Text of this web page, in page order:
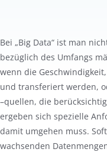
Bei „Big Data“ ist man
bezüglich des Umfangs
wenn die
und transferiert werden,
–quellen, die
ergeben sich spezielle
damit umgehen muss.
wachsenden